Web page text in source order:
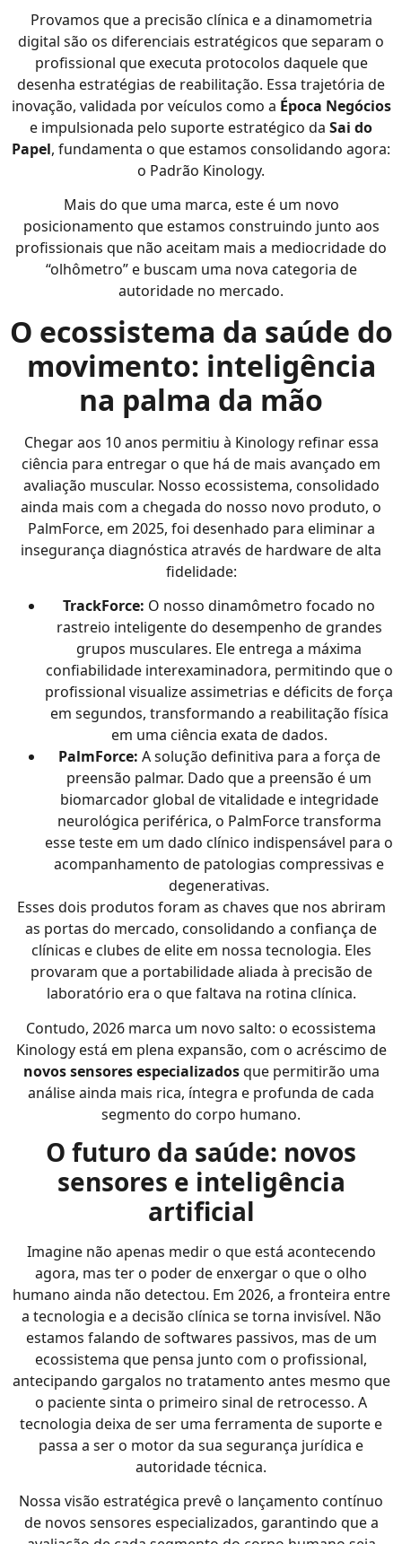
Provamos que a precisão clínica e a dinamometria
digital são os diferenciais estratégicos que separam o
profissional que executa protocolos daquele que
desenha estratégias de reabilitação. Essa trajetória de
inovação, validada por veículos como a Época Negócios
e impulsionada pelo suporte estratégico da Sai do
Papel, fundamenta o que estamos consolidando agora:
o Padrão Kinology.
Mais do que uma marca, este é um novo
posicionamento que estamos construindo junto aos
profissionais que não aceitam mais a mediocridade do
“olhômetro” e buscam uma nova categoria de
autoridade no mercado.
O ecossistema da saúde do
movimento: inteligência
na palma da mão
Chegar aos 10 anos permitiu à Kinology refinar essa
ciência para entregar o que há de mais avançado em
avaliação muscular. Nosso ecossistema, consolidado
ainda mais com a chegada do nosso novo produto, o
PalmForce, em 2025, foi desenhado para eliminar a
insegurança diagnóstica através de hardware de alta
fidelidade:
TrackForce: O nosso dinamômetro focado no
rastreio inteligente do desempenho de grandes
grupos musculares. Ele entrega a máxima
confiabilidade interexaminadora, permitindo que o
profissional visualize assimetrias e déficits de força
em segundos, transformando a reabilitação física
em uma ciência exata de dados.
PalmForce: A solução definitiva para a força de
preensão palmar. Dado que a preensão é um
biomarcador global de vitalidade e integridade
neurológica periférica, o PalmForce transforma
esse teste em um dado clínico indispensável para o
acompanhamento de patologias compressivas e
degenerativas.
Esses dois produtos foram as chaves que nos abriram
as portas do mercado, consolidando a confiança de
clínicas e clubes de elite em nossa tecnologia. Eles
provaram que a portabilidade aliada à precisão de
laboratório era o que faltava na rotina clínica.
Contudo, 2026 marca um novo salto: o ecossistema
Kinology está em plena expansão, com o acréscimo de
novos sensores especializadosque permitirão uma
análise ainda mais rica, íntegra e profunda de cada
segmento do corpo humano.
O futuro da saúde: novos
sensores e inteligência
artificial
Imagine não apenas medir o que está acontecendo
agora, mas ter o poder de enxergar o que o olho
humano ainda não detectou. Em 2026, a fronteira entre
a tecnologia e a decisão clínica se torna invisível. Não
estamos falando de softwares passivos, mas de um
ecossistema que pensa junto com o profissional,
antecipando gargalos no tratamento antes mesmo que
o paciente sinta o primeiro sinal de retrocesso. A
tecnologia deixa de ser uma ferramenta de suporte e
passa a ser o motor da sua segurança jurídica e
autoridade técnica.
Nossa visão estratégica prevê o lançamento contínuo
de novos sensores especializados, garantindo que a